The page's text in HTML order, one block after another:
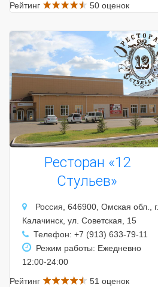
Рейтинг
50 оценок
Ресторан «12
Стульев»
Россия, 646900, Омская обл., г.
Калачинск, ул. Советская, 15
Телефон: +7 (913) 633-79-11
Режим работы: Ежедневно
12:00-24:00
Рейтинг
51 оценок